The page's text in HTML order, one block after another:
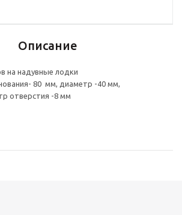
Описание
на надувные лодки
80 мм, диаметр -40 мм,
отверстия -8 мм